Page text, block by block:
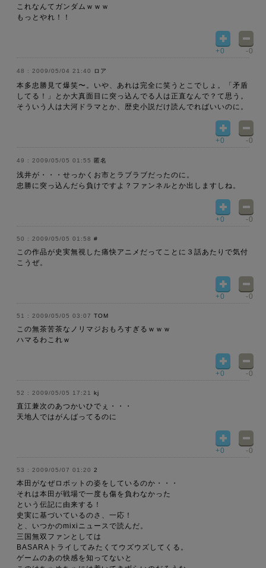
これなんてガンダムｗｗｗ
もっとやれ！！
+0 -0
2009/05/04 21:40 ロア
本多忠勝見て爆笑〜。いや、あれは完全に笑うとこでしょ。「矛盾
してる！」とか大真面目に突っ込んでる人は正直なんで？て思う。
そういう人は大河ドラマとか、歴史小説だけ読んでればいいのに。
+0 -0
2009/05/05 01:55 匿名
浅井が・・・せっかくお市とラブラブだったのに。
忠勝に突っ込んだら負けですよ？ファンネルとか出しますしね。
+0 -0
2009/05/05 01:58 #
この作品が史実無視した痛快アニメだってことに３話あたりで気付
こうぜ。
+0 -0
2009/05/05 03:07 TOM
この無茶苦茶なノリマジおもろすぎるｗｗｗ
ハマるわこれｗ
+0 -0
2009/05/05 17:21 kj
直江兼次のあつかいひでぇ・・・
天地人ではがんばってるのに
+0 -0
2009/05/07 01:20 2
本田がなぜロボットの姿をしているのか・・・
それは本田が戦場で一度も傷を負わなかった
という伝記に由来する！
史実に基づいているのさ、一応！
と、いつかのmixiニュースで読んだ。
三国無双ファンとしては
BASARAトライしてみたくてウズウズしてくる。
ゲームのあの快感を知ってないと